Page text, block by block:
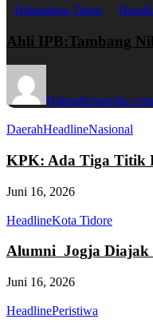
Halmahera Timur
Ahli IPB:Tambang
Halmaherapedia.com
DaerahHeadlineNasional
KPK: Ada Tiga Titik
Juni 16, 2026
HeadlineKota Tidore
Alumni Jogja Diajak
Juni 16, 2026
HeadlinePeristiwa